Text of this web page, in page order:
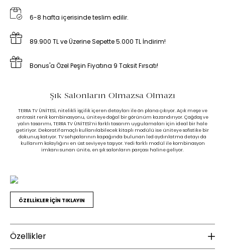
6-8 hafta içerisinde teslim edilir.
89.900 TL ve Üzerine Sepette 5.000 TL İndirim!
Bonus'a Özel Peşin Fiyatına 9 Taksit Fırsatı!
Şık Salonların Olmazsa Olmazı
TERRA TV ÜNİTESİ, nitelikli işçilik içeren detayları ile ön plana çıkıyor. Açık meşe ve
antrasit renk kombinasyonu, üniteye doğal bir görünüm kazandırıyor. Çağdaş ve
yalın tasarımı, TERRA TV ÜNİTESİ’ni farklı tasarım uygulamaları için ideal bir hale
getiriyor. Dekoratif amaçlı kullanılabilecek kitaplı modülü ise üniteye sofistike bir
dokunuş katıyor. TV sehpalarının kapağında bulunan led aydınlatma detayı da
kullanım kolaylığını en üst seviyeye taşıyor. Yedi farklı modül ile kombinasyon
imkanı sunan ünite, en şık salonların parçası haline geliyor.
ÖZELLİKLER İÇİN TIKLAYIN
Özellikler